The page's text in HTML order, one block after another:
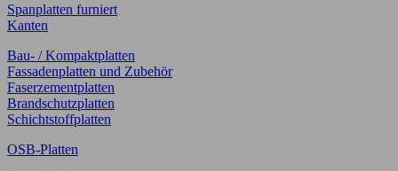
Spanplatten furniert
Kanten
Bau- / Kompaktplatten
Fassadenplatten und Zubehör
Faserzementplatten
Brandschutzplatten
Schichtstoffplatten
OSB-Platten